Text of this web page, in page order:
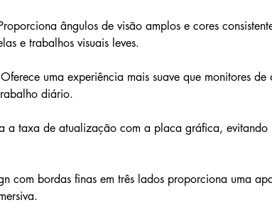
ângulos de visão amplos e cores
e trabalhos visuais leves.
uma experiência mais suave que monitores de
diário.
a taxa de atualização com a placa gráfica, evitando
com bordas finas em três lados proporciona uma